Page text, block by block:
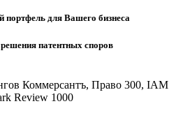
портфель для Вашего бизнеса
патентных споров
Коммерсантъ, Право 300, IAM
Review 1000